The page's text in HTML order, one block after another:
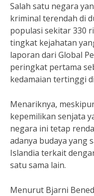
Salah satu negara
kriminal terendah di
populasi sekitar 330
tingkat kejahatan
laporan dari Global
peringkat pertama
kedamaian tertinggi
Menariknya,
kepemilikan senjata
negara ini tetap
adanya budaya yang
Islandia terkait
satu sama lain.
Menurut Bjarni